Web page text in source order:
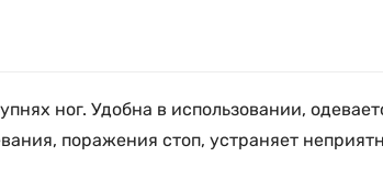
ног. Удобна в использовании,
поражения стоп, устраняет